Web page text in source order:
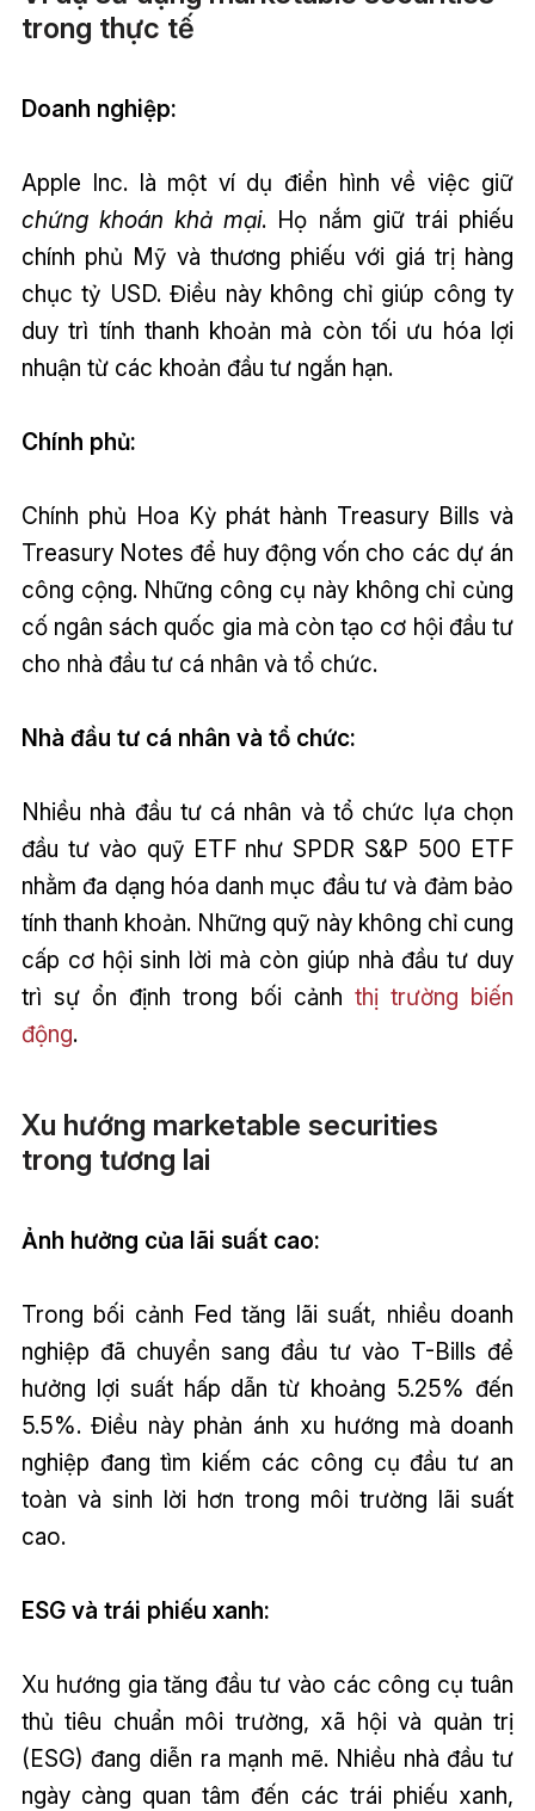
trong thực tế
Doanh nghiệp:
Apple Inc. là một ví dụ điển hình về việc giữ
chứng khoán khả mại. Họ nắm giữ trái phiếu
chính phủ Mỹ và thương phiếu với giá trị hàng
chục tỷ USD. Điều này không chỉ giúp công ty
duy trì tính thanh khoản mà còn tối ưu hóa lợi
nhuận từ các khoản đầu tư ngắn hạn.
Chính phủ:
Chính phủ Hoa Kỳ phát hành Treasury Bills và
Treasury Notes để huy động vốn cho các dự án
công cộng. Những công cụ này không chỉ củng
cố ngân sách quốc gia mà còn tạo cơ hội đầu tư
cho nhà đầu tư cá nhân và tổ chức.
Nhà đầu tư cá nhân và tổ chức:
Nhiều nhà đầu tư cá nhân và tổ chức lựa chọn
đầu tư vào quỹ ETF như SPDR S&P 500 ETF
nhằm đa dạng hóa danh mục đầu tư và đảm bảo
tính thanh khoản. Những quỹ này không chỉ cung
cấp cơ hội sinh lời mà còn giúp nhà đầu tư duy
trì sự ổn định trong bối cảnh thị trường biến
động.
Xu hướng marketable securities
trong tương lai
Ảnh hưởng của lãi suất cao:
Trong bối cảnh Fed tăng lãi suất, nhiều doanh
nghiệp đã chuyển sang đầu tư vào T-Bills để
hưởng lợi suất hấp dẫn từ khoảng 5.25% đến
5.5%. Điều này phản ánh xu hướng mà doanh
nghiệp đang tìm kiếm các công cụ đầu tư an
toàn và sinh lời hơn trong môi trường lãi suất
cao.
ESG và trái phiếu xanh:
Xu hướng gia tăng đầu tư vào các công cụ tuân
thủ tiêu chuẩn môi trường, xã hội và quản trị
(ESG) đang diễn ra mạnh mẽ. Nhiều nhà đầu tư
ngày càng quan tâm đến các trái phiếu xanh,